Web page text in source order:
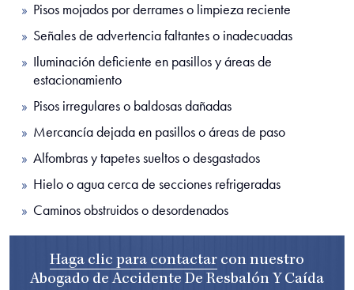
Pisos mojados por derrames o limpieza reciente
Señales de advertencia faltantes o inadecuadas
Iluminación deficiente en pasillos y áreas de
estacionamiento
Pisos irregulares o baldosas dañadas
Mercancía dejada en pasillos o áreas de paso
Alfombras y tapetes sueltos o desgastados
Hielo o agua cerca de secciones refrigeradas
Caminos obstruidos o desordenados
Haga clic para contactar con nuestro
Abogado de Accidente De Resbalón Y Caída